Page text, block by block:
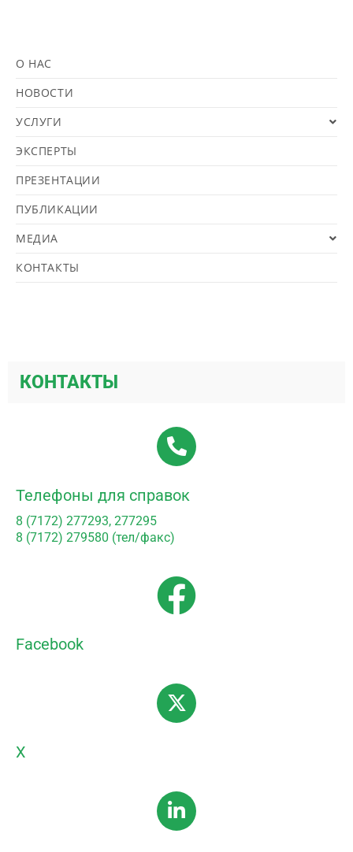
О НАС
НОВОСТИ
УСЛУГИ
ЭКСПЕРТЫ
ПРЕЗЕНТАЦИИ
ПУБЛИКАЦИИ
МЕДИА
КОНТАКТЫ
КОНТАКТЫ
Телефоны для справок
8 (7172) 277293, 277295
8 (7172) 279580 (тел/факс)
Facebook
X